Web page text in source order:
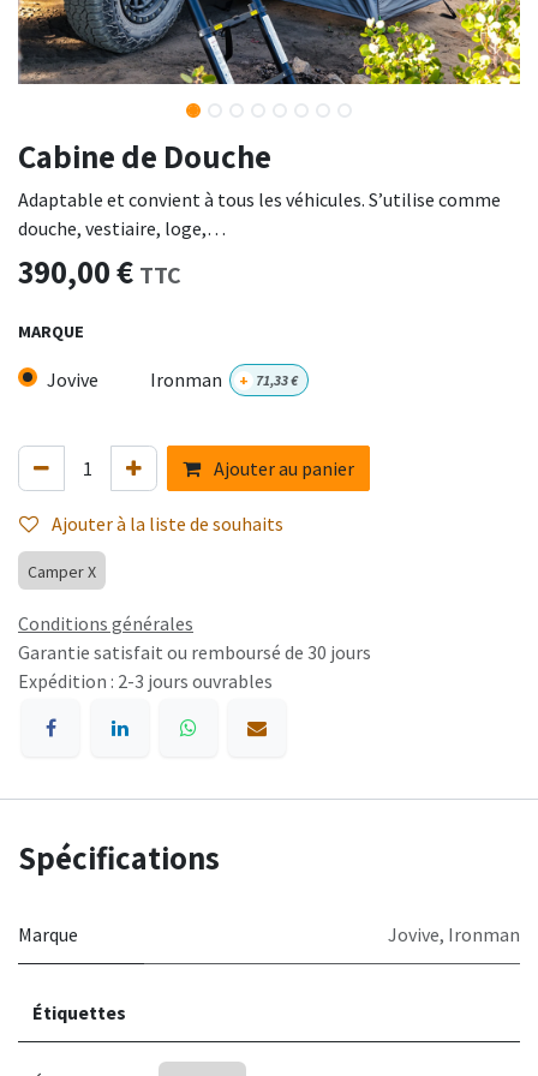
Cabine de Douche
Adaptable et convient à tous les véhicules. S’utilise comme
douche, vestiaire, loge,…
390,00€ TTC
MARQUE
Jovive Ironman + 71,33€
Ajouter au panier
Ajouter à la liste de souhaits
Camper X
Conditions générales
Garantie satisfait ou remboursé de 30 jours
Expédition : 2-3 jours ouvrables
Spécifications
Marque Jovive, Ironman
Étiquettes